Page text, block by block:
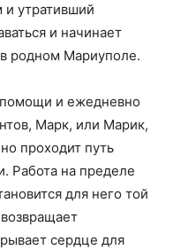
и утративший
и начинает
родном Мариуполе.
помощи и ежедневно
Марк, или Марик,
проходит путь
Работа на пределе
для него той
сердце для